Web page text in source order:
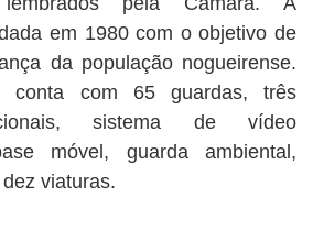
em 1980 com o objetivo de
da população nogueirense.
conta com 65 guardas, três
sistema de vídeo
móvel, guarda ambiental,
viaturas.